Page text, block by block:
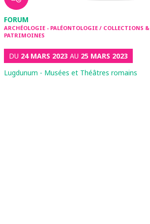
FORUM
ARCHÉOLOGIE - PALÉONTOLOGIE / COLLECTIONS &
PATRIMOINES
DU 24 MARS 2023 AU 25 MARS 2023
Lugdunum - Musées et Théâtres romains